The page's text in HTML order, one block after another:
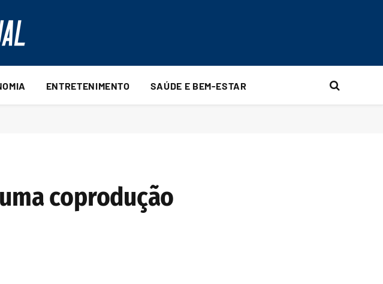
ENTRETENIMENTO SAÚDE E BEM-ESTAR
coprodução